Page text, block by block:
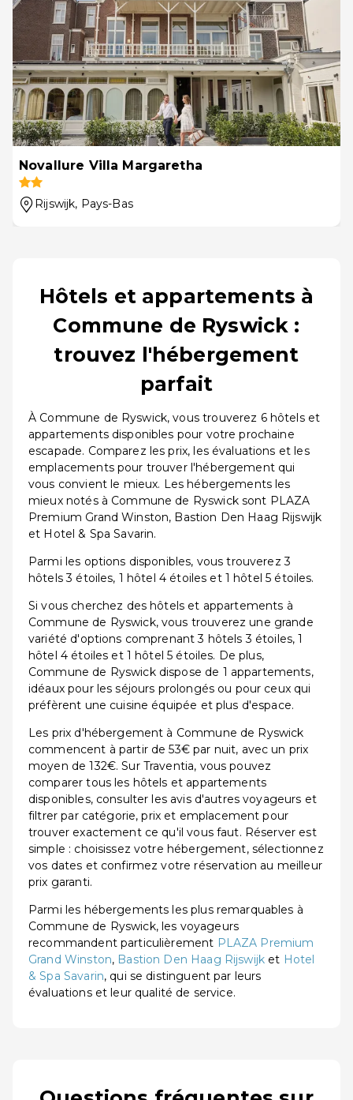
Novallure Villa Margaretha
Rijswijk, Pays-Bas
Hôtels et appartements à
Commune de Ryswick :
trouvez l'hébergement
parfait
À Commune de Ryswick, vous trouverez 6 hôtels et
appartements disponibles pour votre prochaine
escapade. Comparez les prix, les évaluations et les
emplacements pour trouver l'hébergement qui
vous convient le mieux. Les hébergements les
mieux notés à Commune de Ryswick sont PLAZA
Premium Grand Winston, Bastion Den Haag Rijswijk
et Hotel & Spa Savarin.
Parmi les options disponibles, vous trouverez 3
hôtels 3 étoiles, 1 hôtel 4 étoiles et 1 hôtel 5 étoiles.
Si vous cherchez des hôtels et appartements à
Commune de Ryswick, vous trouverez une grande
variété d'options comprenant 3 hôtels 3 étoiles, 1
hôtel 4 étoiles et 1 hôtel 5 étoiles. De plus,
Commune de Ryswick dispose de 1 appartements,
idéaux pour les séjours prolongés ou pour ceux qui
préfèrent une cuisine équipée et plus d'espace.
Les prix d'hébergement à Commune de Ryswick
commencent à partir de 53€ par nuit, avec un prix
moyen de 132€. Sur Traventia, vous pouvez
comparer tous les hôtels et appartements
disponibles, consulter les avis d'autres voyageurs et
filtrer par catégorie, prix et emplacement pour
trouver exactement ce qu'il vous faut. Réserver est
simple : choisissez votre hébergement, sélectionnez
vos dates et confirmez votre réservation au meilleur
prix garanti.
Parmi les hébergements les plus remarquables à
Commune de Ryswick, les voyageurs
recommandent particulièrement PLAZA Premium
Grand Winston, Bastion Den Haag Rijswijk et Hotel
& Spa Savarin, qui se distinguent par leurs
évaluations et leur qualité de service.